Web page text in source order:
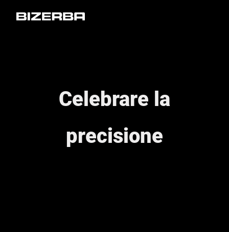
Celebrare la
precisione